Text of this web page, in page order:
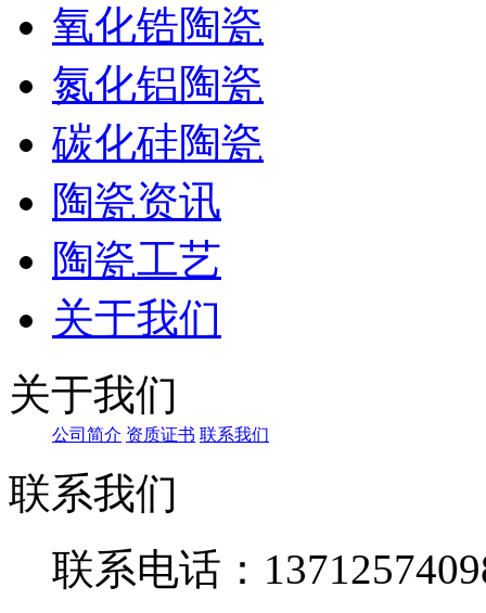
氧化锆陶瓷
氮化铝陶瓷
碳化硅陶瓷
陶瓷资讯
陶瓷工艺
关于我们
关于我们
公司简介 资质证书 联系我们
联系我们
联系电话：